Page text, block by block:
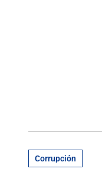
Corrupción